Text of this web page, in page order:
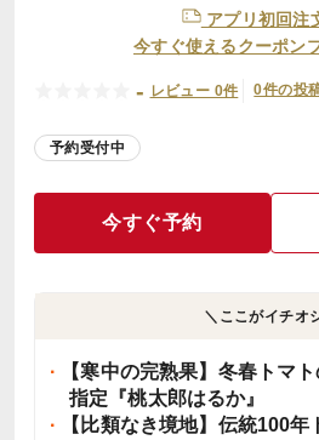
アプリ初回注
今すぐ使えるクーポン
- レビュー 0件 0件の投
予約受付中
今すぐ予約
＼ここがイチオ
【寒中の完熟果】冬春トマ
指定『桃太郎はるか』
【比類なき境地】伝統100年